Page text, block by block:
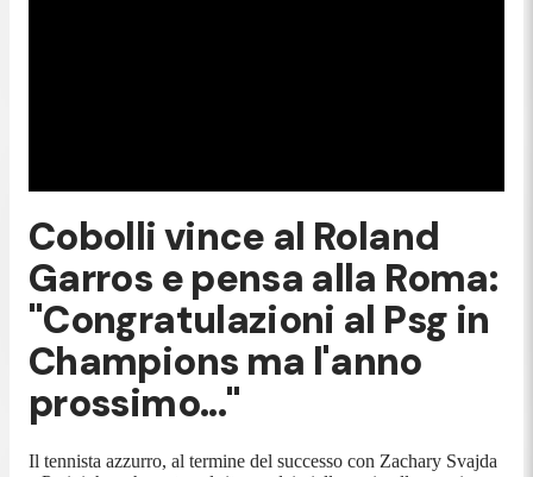
Cobolli vince al Roland
Garros e pensa alla Roma:
"Congratulazioni al Psg in
Champions ma l'anno
prossimo..."
Il tennista azzurro, al termine del successo con Zachary Svajda